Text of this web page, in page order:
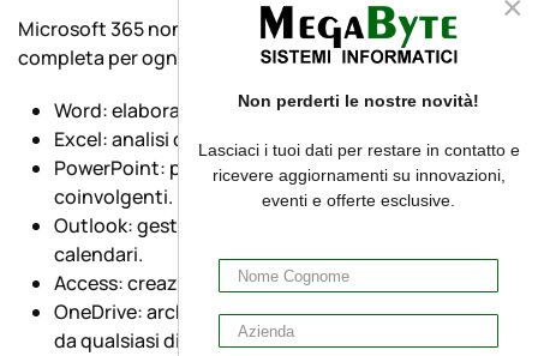
Microsoft 365 non è solo posta elettronica: è una suite
completa per ogni aspetto della tua attività, tra cui:
Word: elaborazione testi avanzata.
Excel: analisi dati e gestione finanziaria.
PowerPoint: presentazioni professionali e
coinvolgenti.
Outlook: gestione centralizzata di e-mail e
calendari.
Access: creazione e gestione di database.
OneDrive: archiviazione sicura dei file con accesso
da qualsiasi dispositivo.
×
Non perderti le nostre novità!
Lasciaci i tuoi dati per restare in contatto e
ricevere aggiornamenti su innovazioni,
eventi e offerte esclusive.